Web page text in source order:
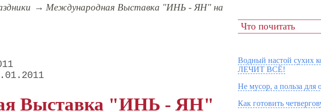
Международная Выставка "ИНЬ - ЯН" на
Выставка "ИНЬ - ЯН"
Что почитать
Водный настой сухих
ЛЕЧИТ ВСЁ!
Не мусор, а польза для
Как готовить